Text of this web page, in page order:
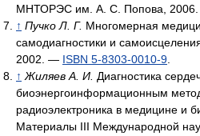
МНТОРЭС им. А. С. Попова,
↑ Пучко Л. Г. Многомерная
самодиагностики и
2002. — ISBN 5-8303-0010-9.
↑ Жиляев А. И. Диагностика
биоэнергоинформационным
радиоэлектроника в медицине и
Материалы III Международной